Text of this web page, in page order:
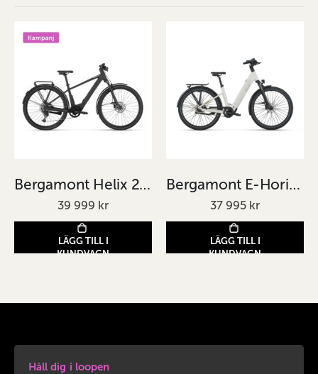
Bergamont Helix 20 Svart
39 999 kr
LÄGG TILL I
KUNDVAGN
Bergamont E-Horizon Tour 50 Wave bruten vit/äggskalsvit
37 995 kr
LÄGG TILL I
KUNDVAGN
Håll dig i loopen